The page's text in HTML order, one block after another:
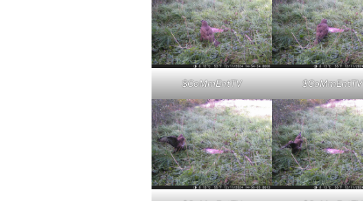
$CoMmEntTV $CoMmEntTV